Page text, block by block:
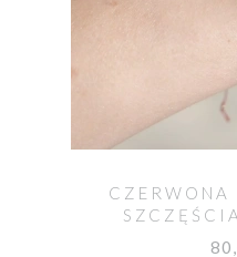
CZERWONA